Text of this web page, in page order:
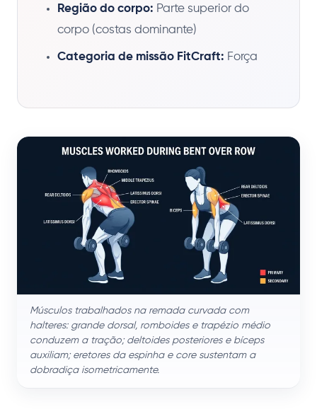
Região do corpo: Parte superior do
corpo (costas dominante)
Categoria de missão FitCraft: Força
Músculos trabalhados na remada curvada com
halteres: grande dorsal, romboides e trapézio médio
conduzem a tração; deltoides posteriores e bíceps
auxiliam; eretores da espinha e core sustentam a
dobradiça isometricamente.